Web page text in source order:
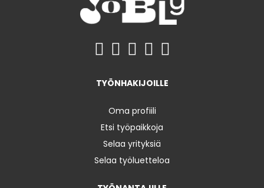
TYÖNHAKIJOILLE
Oma profiili
Etsi työpaikkoja
Selaa yrityksiä
Selaa työluetteloa